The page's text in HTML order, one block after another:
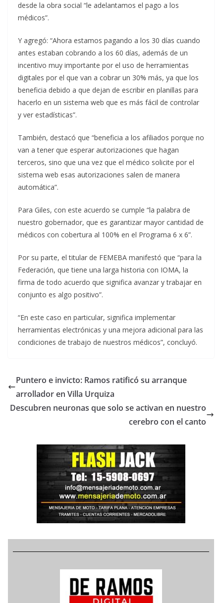
desde la obra social “le adelantamos el pago a los
médicos”.
Y agregó: “Ahora estamos pagando a los 30 días cuando
antes estaban cobrando a los 60 días, además de un
incentivo muy importante por el uso de herramientas
digitales por el que van a cobrar un 30% más, ya que los
beneficia debido a que dejan de escribir en planillas para
hacerlo en un sistema web que es más fácil de controlar
y ver estadísticas”.
También, destacó que “beneficia a los afiliados porque no
van a tener que esperar autorizaciones que hagan
terceros, sino que una vez que el médico solicite por el
sistema web esas autorizaciones salen de manera
automática”.
Para Giles, con este acuerdo se cumple “la palabra de
nuestro gobernador, que es garantizar mayor cantidad de
médicos con cobertura al 100% en el Programa 6 x 6”.
Por su parte, el titular de FEMEBA manifestó que “para la
Federación, que tiene una larga historia con IOMA, la
firma de todo acuerdo que significa avanzar y trabajar en
conjunto es algo positivo”.
“En este caso en particular, significa implementar
herramientas electrónicas y una mejora adicional para las
condiciones de trabajo de nuestros médicos”, concluyó.
Puntero e invicto: Ramos ratificó su arranque
arrollador en Villa Urquiza
Descubren neuronas que solo se activan en nuestro
cerebro con el canto